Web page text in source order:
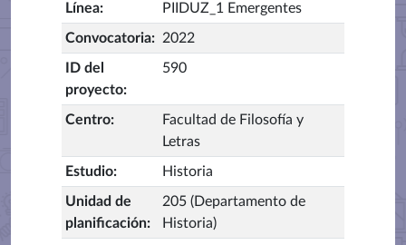
Línea: PIIDUZ_1 Emergentes
Convocatoria: 2022
ID del
proyecto:
590
Centro:
Facultad de Filosofía y
Letras
Estudio: Historia
Unidad de
planificación:
205 (Departamento de
Historia)